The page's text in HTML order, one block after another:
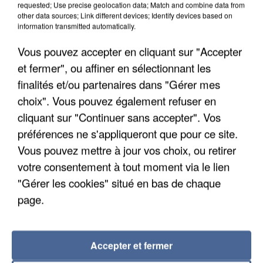
UNE TOURISTE DE L’OISE EMPORTÉE PAR UNE
COULÉE DE BOUE EN HAUTE-SAVOIE
requested; Use precise geolocation data; Match and combine data from
other data sources; Link different devices; Identify devices based on
information transmitted automatically.
Vous pouvez accepter en cliquant sur "Accepter
et fermer", ou affiner en sélectionnant les
finalités et/ou partenaires dans "Gérer mes
choix". Vous pouvez également refuser en
cliquant sur "Continuer sans accepter". Vos
préférences ne s'appliqueront que pour ce site.
Vous pouvez mettre à jour vos choix, ou retirer
votre consentement à tout moment via le lien
"Gérer les cookies" situé en bas de chaque
page.
Accepter et fermer